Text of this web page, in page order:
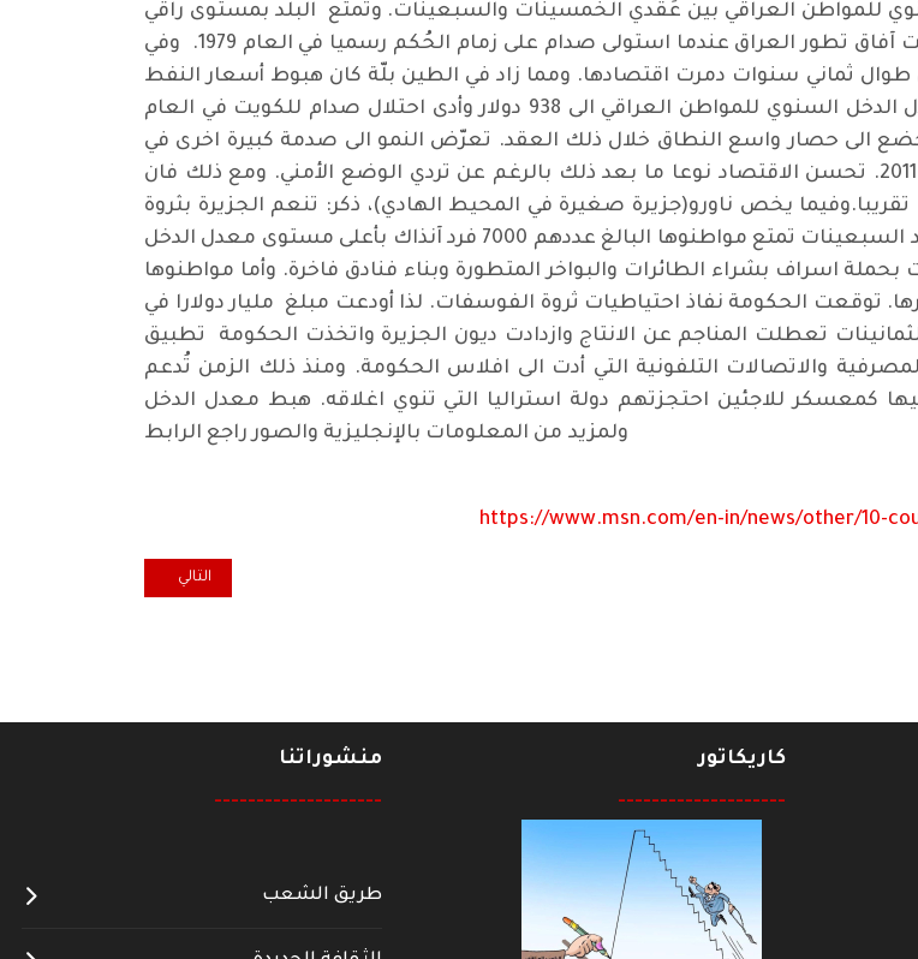
العراقي بين عَقدي الخمسينات والسبعينات. وتمتع البلد بمستوى راقي
من البنية التحتية والخدمات الصحية والاجتماعية. ولكن هبطت آفاق تطور العراق عندما استولى صدام على زمام الحُكم رسميا في العام 1979. وفي
ايران طوال ثماني سنوات دمرت اقتصادها. ومما زاد في الطين بلّة كان هبوط أسعار النفط
وتفشي الفساد في الداخل. فبنهاية ذلك العقد انخفض معدل الدخل السنوي للمواطن العراقي الى 938 دولار وأدى احتلال صدام للكويت في العام
يخضع الى حصار واسع النطاق خلال ذلك العقد. تعرّض النمو الى صدمة كبيرة اخرى في
الحرب العراقية التي شُنت في العام 2003 وانتهت في العام 2011. تحسن الاقتصاد نوعا ما بعد ذلك بالرغم عن تردي الوضع الأمني. ومع ذلك فان
السنوي للمواطن العراقي حاليا بلغ 5000 دولارا تقريبا.وفيما يخص ناورو(جزيرة صغيرة في المحيط الهادي)، ذكر: تنعم الجزيرة بثروة
الفوسفات التي تستخدم في صناعة السماد للزراعة. خلال عَقد السبعينات تمتع مواطنوها البالغ عددهم 7000 فرد آنذاك بأعلى مستوى معدل الدخل
الجزيرة باشرت بحملة اسراف بشراء الطائرات والبواخر المتطورة وبناء فنادق فاخرة. وأما مواطنوها
توقعت الحكومة نفاذ احتياطيات ثروة الفوسفات. لذا أودعت مبلغ مليار دولارا في
تعطلت المناجم عن الانتاج وازدادت ديون الجزيرة واتخذت الحكومة تطبيق
والاتصالات التلفونية التي أدت الى افلاس الحكومة. ومنذ ذلك الزمن تُدعم
كمعسكر للاجئين احتجزتهم دولة استراليا التي تنوي اغلاقه. هبط معدل الدخل
دولار وتفشى الفقر. ولمزيد من المعلومات بالإنجليزية والصور راجع الرابط
https://www.msn.com/en-in/news/other/10-
المقال التالي: د. محمد عبد عن
التالي
كاريكاتور
--------------------
منشوراتنا
--------------------
طريق الشعب